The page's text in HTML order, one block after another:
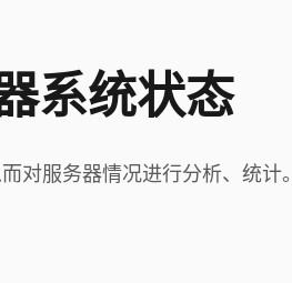
系统状态
对服务器情况进行分析、统计。